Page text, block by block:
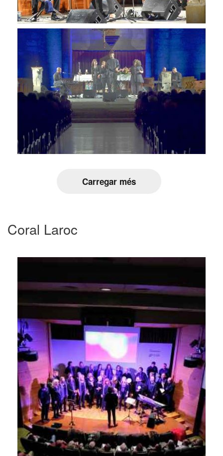
Carregar més
Coral Laroc